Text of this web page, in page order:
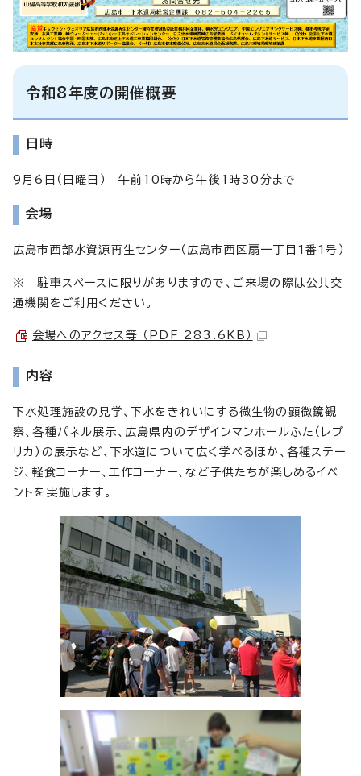
令和8年度の開催概要
日時
9月6日（日曜日） 午前10時から午後1時30分まで
会場
広島市西部水資源再生センター（広島市西区扇一丁目1番1号）
※ 駐車スペースに限りがありますので、ご来場の際は公共交
通機関をご利用ください。
会場へのアクセス等 （PDF 283.6KB）
内容
下水処理施設の見学、下水をきれいにする微生物の顕微鏡観
察、各種パネル展示、広島県内のデザインマンホールふた（レプ
リカ）の展示など、下水道について広く学べるほか、各種ステー
ジ、軽食コーナー、工作コーナー、など子供たちが楽しめるイベ
ントを実施します。